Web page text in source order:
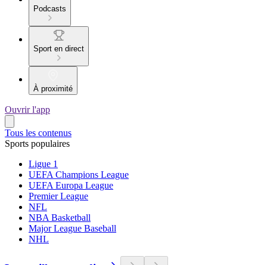
Podcasts
Sport en direct
À proximité
Ouvrir l'app
Tous les contenus
Sports populaires
Ligue 1
UEFA Champions League
UEFA Europa League
Premier League
NFL
NBA Basketball
Major League Baseball
NHL